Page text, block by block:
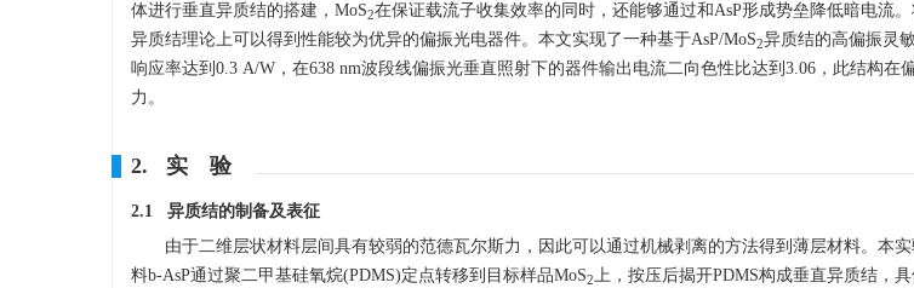
体进行垂直异质结的搭建，MoS2在保证载流子收集效率的同时，还能够通过和AsP形成势垒降低暗电流。
异质结理论上可以得到性能较为优异的偏振光电器件。本文实现了一种基于AsP/MoS2异质结的高偏振灵
响应率达到0.3 A/W，在638 nm波段线偏振光垂直照射下的器件输出电流二向色性比达到3.06，此结构在
力。
2. 实 验
2.1 异质结的制备及表征
由于二维层状材料层间具有较弱的范德瓦尔斯力，因此可以通过机械剥离的方法得到薄层材料。本
料b-AsP通过聚二甲基硅氧烷(PDMS)定点转移到目标样品MoS2上，按压后揭开PDMS构成垂直异质结，